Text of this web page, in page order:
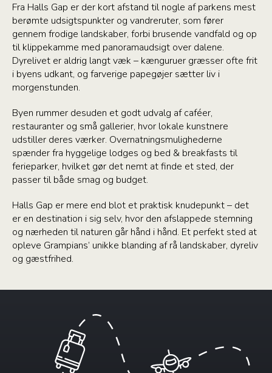
Fra Halls Gap er der kort afstand til nogle af parkens mest
berømte udsigtspunkter og vandreruter, som fører
gennem frodige landskaber, forbi brusende vandfald og op
til klippekamme med panoramaudsigt over dalene.
Dyrelivet er aldrig langt væk – kænguruer græsser ofte frit
i byens udkant, og farverige papegøjer sætter liv i
morgenstunden.
Byen rummer desuden et godt udvalg af caféer,
restauranter og små gallerier, hvor lokale kunstnere
udstiller deres værker. Overnatningsmulighederne
spænder fra hyggelige lodges og bed & breakfasts til
ferieparker, hvilket gør det nemt at finde et sted, der
passer til både smag og budget.
Halls Gap er mere end blot et praktisk knudepunkt – det
er en destination i sig selv, hvor den afslappede stemning
og nærheden til naturen går hånd i hånd. Et perfekt sted at
opleve Grampians’ unikke blanding af rå landskaber, dyreliv
og gæstfrihed.